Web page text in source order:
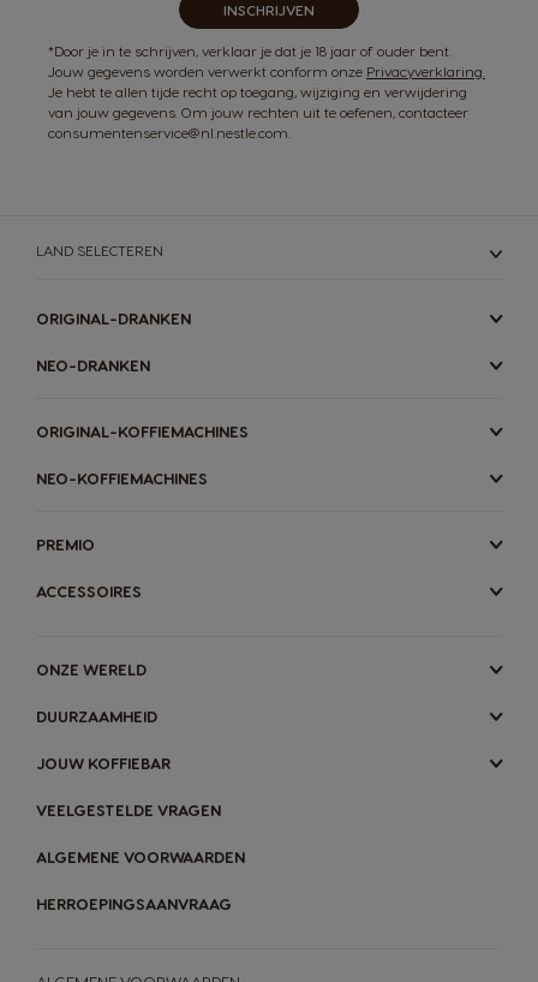
INSCHRIJVEN
*Door je in te schrijven, verklaar je dat je 18 jaar of ouder bent.
Jouw gegevens worden verwerkt conform onze Privacyverklaring.
Je hebt te allen tijde recht op toegang, wijziging en verwijdering
van jouw gegevens. Om jouw rechten uit te oefenen, contacteer
consumentenservice@nl.nestle.com.
LAND SELECTEREN
ORIGINAL-DRANKEN
NEO-DRANKEN
ORIGINAL-KOFFIEMACHINES
NEO-KOFFIEMACHINES
PREMIO
ACCESSOIRES
ONZE WERELD
DUURZAAMHEID
JOUW KOFFIEBAR
VEELGESTELDE VRAGEN
ALGEMENE VOORWAARDEN
HERROEPINGSAANVRAAG